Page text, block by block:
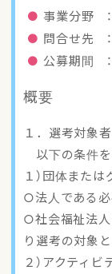
事業分野
問合せ先
公募期間
概要
１．選考対象者
以下の条件を
１）団体また
○法人である必
○社会福祉法
り選考の対象と
２）アクティビ